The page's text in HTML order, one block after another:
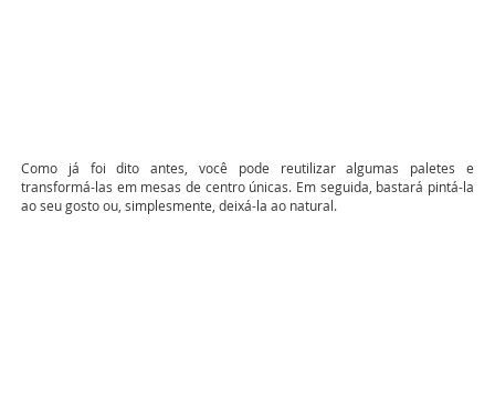
Como já foi dito antes, você pode reutilizar algumas paletes e
transformá-las em mesas de centro únicas. Em seguida, bastará pintá-la
ao seu gosto ou, simplesmente, deixá-la ao natural.